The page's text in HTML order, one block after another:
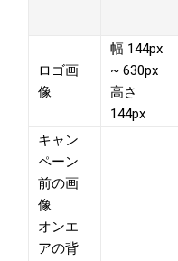
ロゴ画
像
幅 144px
~ 630px
高さ
144px
キャン
ペーン
前の画
像
オンエ
アの背